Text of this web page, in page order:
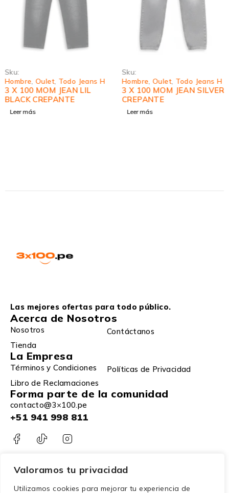
Valoramos tu privacidad
Utilizamos cookies para mejorar tu experiencia de
Sku:
Hombre Oulet, Todo Jeans H
3 X 100 MOM JEAN LIL
BLACK CREPANTE
Leer más
Sku:
Hombre Oulet, Todo Jeans H
3 X 100 MOM JEAN SILVER
CREPANTE
Leer más
Las mejores ofertas para todo público.
Acerca de Nosotros
Nosotros
Contáctanos
Tienda
La Empresa
Términos y Condiciones
Políticas de Privacidad
Libro de Reclamaciones
Forma parte de la comunidad
contacto@3×100.pe
+51 941 998 811